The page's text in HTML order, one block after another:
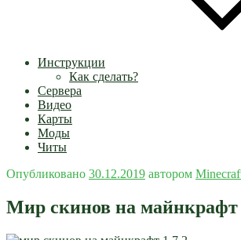
Инструкции
Как сделать?
Сервера
Видео
Карты
Моды
Читы
Опубликовано 30.12.2019 автором
Мир скинов на майнкрафт